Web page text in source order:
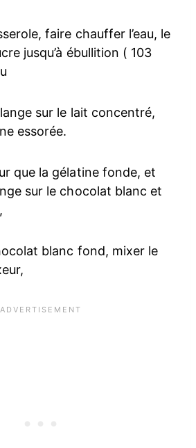
faire chauffer l’eau, le
jusqu’à ébullition ( 103
sur le lait concentré,
essorée.
que la gélatine fonde, et
sur le chocolat blanc et
blanc fond, mixer le